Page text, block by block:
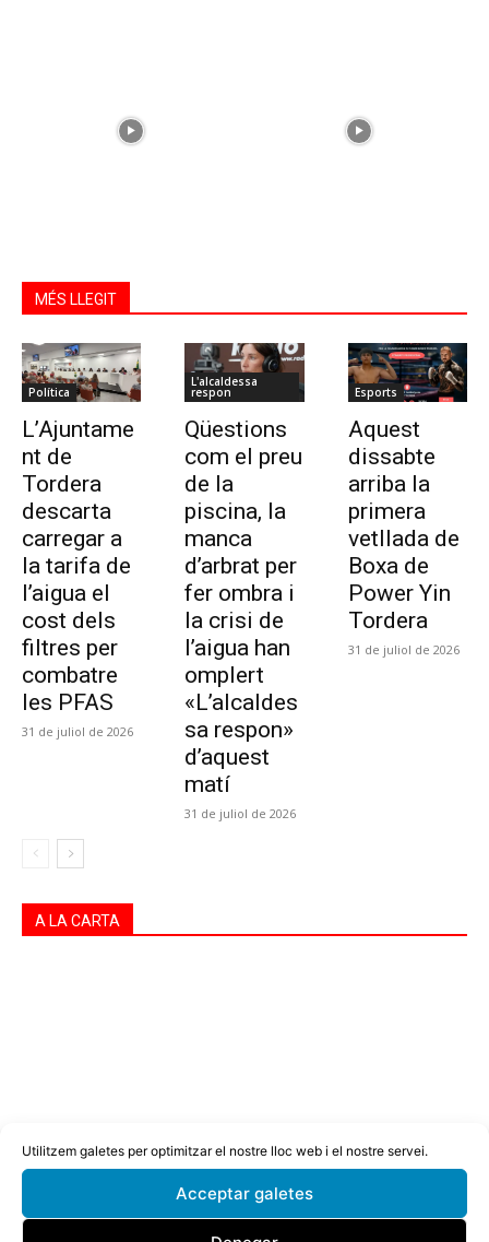
Utilitzem galetes per optimitzar el nostre lloc web i el nostre servei.
Acceptar galetes
MÉS LLEGIT
Política
L’Ajuntame
nt de
Tordera
descarta
carregar a
la tarifa de
l’aigua el
cost dels
filtres per
combatre
les PFAS
31 de juliol de 2026
L'alcaldessa
respon
Qüestions
com el preu
de la
piscina, la
manca
d’arbrat per
fer ombra i
la crisi de
l’aigua han
omplert
«L’alcaldes
sa respon»
d’aquest
matí
31 de juliol de 2026
Esports
Aquest
dissabte
arriba la
primera
vetllada de
Boxa de
Power Yin
Tordera
31 de juliol de 2026
A LA CARTA